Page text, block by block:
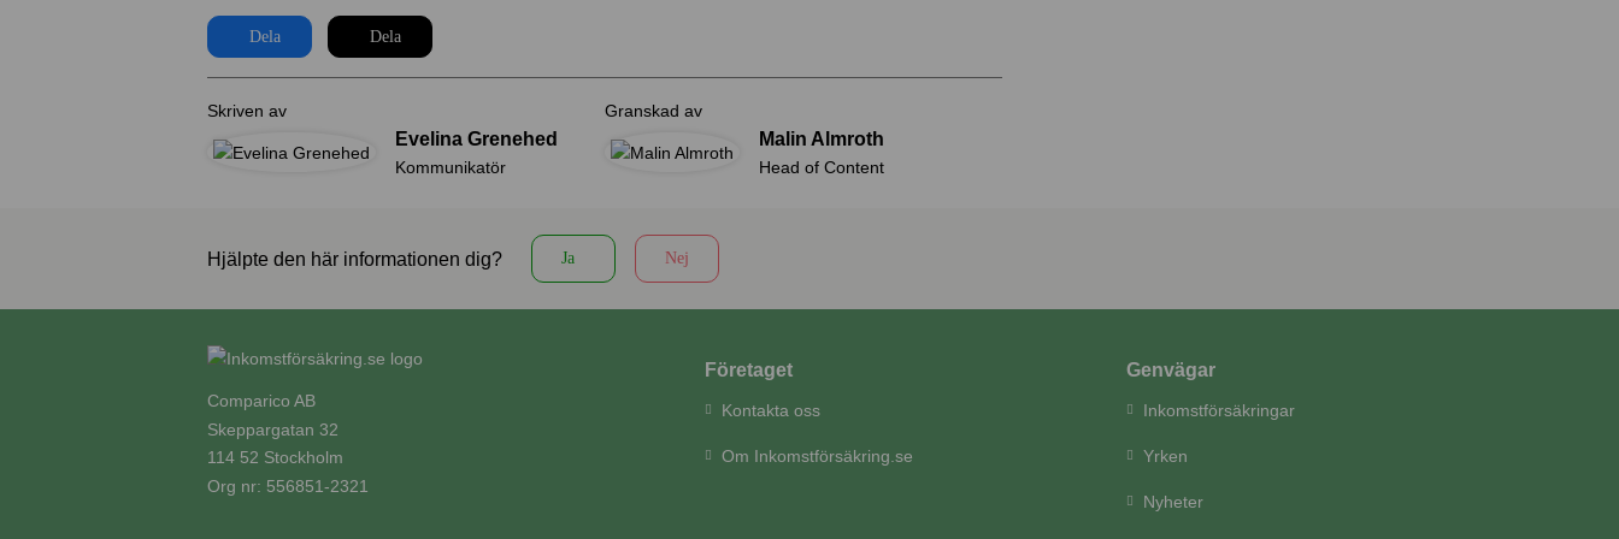
Dela Dela
Skriven av
Evelina Grenehed
Kommunikatör
Granskad av
Malin Almroth
Head of Content
Hjälpte den här informationen dig? Ja Nej
Comparico AB
Skeppargatan 32
114 52 Stockholm
Org nr: 556851-2321
Företaget
Kontakta oss
Om Inkomstförsäkring.se
Genvägar
Inkomstförsäkringar
Yrken
Nyheter